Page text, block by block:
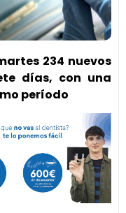
234 nuevos
días, con una
período